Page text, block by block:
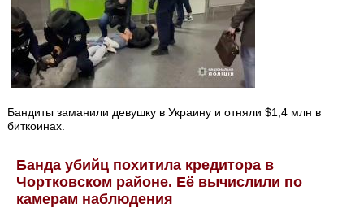
Бандиты заманили девушку в Украину и отняли $1,4 млн в
биткоинах.
Банда убийц похитила кредитора в
Чортковском районе. Её вычислили по
камерам наблюдения